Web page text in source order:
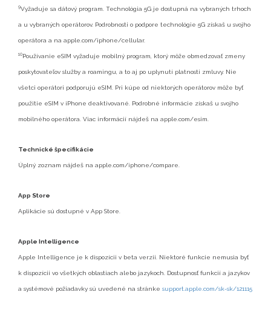
9Vyžaduje sa dátový program. Technológia 5G je dostupná na vybraných trhoch
a u vybraných operátorov. Podrobnosti o podpore technológie 5G získaš u svojho
operátora a na apple.com/iphone/cellular.
10Používanie eSIM vyžaduje mobilný program, ktorý môže obmedzovať zmeny
poskytovateľov služby a roamingu, a to aj po uplynutí platnosti zmluvy. Nie
všetci operátori podporujú eSIM. Pri kúpe od niektorých operátorov môže byť
použitie eSIM v iPhone deaktivované. Podrobné informácie získaš u svojho
mobilného operátora. Viac informácií nájdeš na apple.com/esim.
Technické špecifikácie
Úplný zoznam nájdeš na apple.com/iphone/compare.
App Store
Aplikácie sú dostupné v App Store.
Apple Intelligence
Apple Intelligence je k dispozícii v beta verzii. Niektoré funkcie nemusia byť
k dispozícii vo všetkých oblastiach alebo jazykoch. Dostupnosť funkcií a jazykov
a systémové požiadavky sú uvedené na stránke support.apple.com/sk-sk/121115